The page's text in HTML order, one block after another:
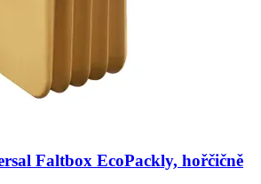
Faltbox EcoPackly, hořčičně